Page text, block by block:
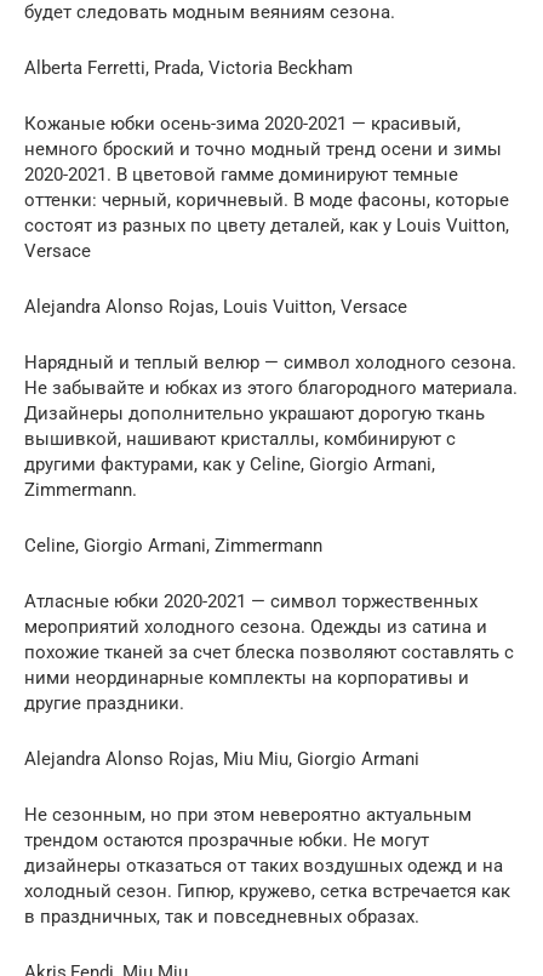
будет следовать модным веяниям сезона.
Alberta Ferretti, Prada, Victoria Beckham
Кожаные юбки осень-зима 2020-2021 — красивый,
немного броский и точно модный тренд осени и зимы
2020-2021. В цветовой гамме доминируют темные
оттенки: черный, коричневый. В моде фасоны, которые
состоят из разных по цвету деталей, как у Louis Vuitton,
Versace
Alejandra Alonso Rojas, Louis Vuitton, Versace
Нарядный и теплый велюр — символ холодного сезона.
Не забывайте и юбках из этого благородного материала.
Дизайнеры дополнительно украшают дорогую ткань
вышивкой, нашивают кристаллы, комбинируют с
другими фактурами, как у Celine, Giorgio Armani,
Zimmermann.
Celine, Giorgio Armani, Zimmermann
Атласные юбки 2020-2021 — символ торжественных
мероприятий холодного сезона. Одежды из сатина и
похожие тканей за счет блеска позволяют составлять с
ними неординарные комплекты на корпоративы и
другие праздники.
Alejandra Alonso Rojas, Miu Miu, Giorgio Armani
Не сезонным, но при этом невероятно актуальным
трендом остаются прозрачные юбки. Не могут
дизайнеры отказаться от таких воздушных одежд и на
холодный сезон. Гипюр, кружево, сетка встречается как
в праздничных, так и повседневных образах.